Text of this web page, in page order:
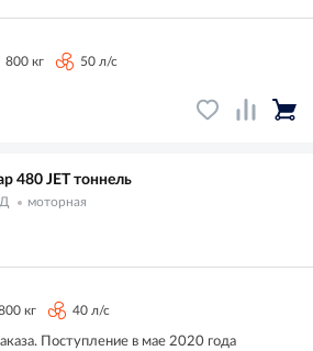
800 кг 50 л/с
480 JET тоннель
моторная
кг 40 л/с
Поступление в мае 2020 года